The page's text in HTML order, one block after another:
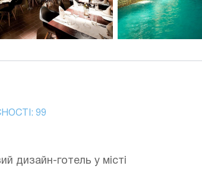
99
дизайн-готель у місті